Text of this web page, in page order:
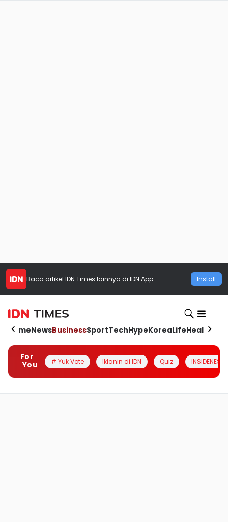
Baca artikel IDN Times lainnya di IDN App Install
HomeNewsBusinessSportTechHypeKoreaLifeHealth
For
You
# Yuk Vote Iklanin di IDN Quiz INSIDENESIA